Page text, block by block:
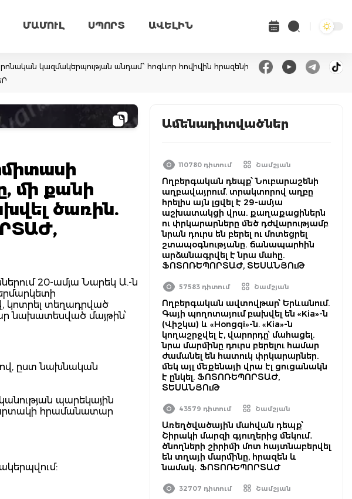
ՄԱՄՈՒԼ ՍՊՈՐՏ ԱՎԵԼԻՆ
կազմակերպության անդամ՝ հոգևոր հովիվին հրազենի
մի քանի
ծառին.
20-ամյա Նարեկ Ա.-ն
կոտրել տեղադրված
նախատեսված մայթին՝
ըստ նախնական
պարեկային
հրամանատար
Ամենադիտվածներ
110780 դիտում Շամշյան
Ողբերգական դեպք՝ Նուբարաշենի
աղբավայրում. տրակտորով աղբը
հրելիս այն լցվել է 29-ամյա
աշխատակցի վրա. քաղաքացիներն
ու փրկարարները մեծ դժվարությամբ
նրան դուրս են բերել ու մոտեցրել
շտապօգնությանը. ճանապարհին
արձանագրվել է նրա մահը.
ՖՈՏՈՌԵՊՈՐՏԱԺ, ՏԵՍԱՆՅՈւԹ
57583 դիտում Շամշյան
Ողբերգական ավտովթար՝ Երևանում.
Գայի պողոտայում բախվել են «Kia»-ն
(Վիշկա) և «Hongqi»-ն. «Kia»-ն
կողաշրջվել է, վարորդը՝ մահացել.
նրա մարմինը դուրս բերելու համար
ժամանել են հատուկ փրկարարներ.
մեկ այլ մեքենայի վրա էլ ցուցանակն
է ընկել. ՖՈՏՈՌԵՊՈՐՏԱԺ,
ՏԵՍԱՆՅՈւԹ
43579 դիտում Շամշյան
Առեղծվածային մահվան դեպք՝
Շիրակի մարզի գյուղերից մեկում․
ծնողների շիրիմի մոտ հայտնաբերվել
են տղայի մարմինը, հրազեն և
նամակ․ ՖՈՏՈՌԵՊՈՐՏԱԺ
32707 դիտում Շամշյան